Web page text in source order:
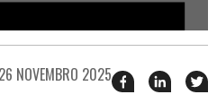
26 NOVEMBRO 2025 Compartilhar
esse esse